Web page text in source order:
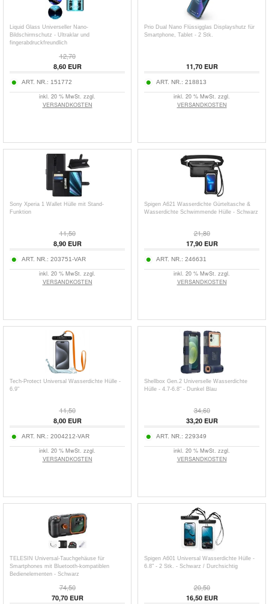
Liquid Glass Universeller Nano-
Bildschirmschutz - Ultraklar und
fingerabdruckfreundlich
12,70
8,60EUR
ART. NR.: 151772
inkl. 20 % MwSt. zzgl.
VERSANDKOSTEN
Prio Dual Nano Flüssigglas Displayshutz für
Smartphone, Tablet - 2 Stk.
11,70EUR
ART. NR.: 218813
inkl. 20 % MwSt. zzgl.
VERSANDKOSTEN
Sony Xperia 1 Wallet Hülle mit Stand-
Funktion
11,50
8,90EUR
ART. NR.: 203751-VAR
inkl. 20 % MwSt. zzgl.
VERSANDKOSTEN
Spigen A621 Wasserdichte Gürteltasche &
Wasserdichte Schwimmende Hülle - Schwarz
21,80
17,90EUR
ART. NR.: 246631
inkl. 20 % MwSt. zzgl.
VERSANDKOSTEN
Tech-Protect Universal Wasserdichte Hülle -
6.9"
11,50
8,00EUR
ART. NR.: 2004212-VAR
inkl. 20 % MwSt. zzgl.
VERSANDKOSTEN
Shellbox Gen.2 Universelle Wasserdichte
Hülle - 4.7-6.8" - Dunkel Blau
34,60
33,20EUR
ART. NR.: 229349
inkl. 20 % MwSt. zzgl.
VERSANDKOSTEN
TELESIN Universal-Tauchgehäuse für
Smartphones mit Bluetooth-kompatiblen
Bedienelementen - Schwarz
74,50
70,70EUR
Spigen A601 Universal Wasserdichte Hülle -
6.8" - 2 Stk. - Schwarz / Durchsichtig
20,50
16,50EUR